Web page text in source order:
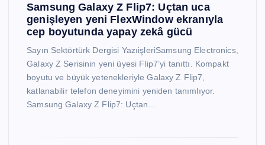
Samsung Galaxy Z Flip7: Uçtan uca
genişleyen yeni FlexWindow ekranıyla
cep boyutunda yapay zekâ gücü
Sayın Sektörtürk Dergisi YazıişleriSamsung Electronics,
Galaxy Z Serisinin yeni üyesi Flip7’yi tanıttı. Kompakt
boyutu ve büyük yetenekleriyle Galaxy Z Flip7,
katlanabilir telefon deneyimini yeniden tanımlıyor.
Samsung Galaxy Z Flip7: Uçtan…